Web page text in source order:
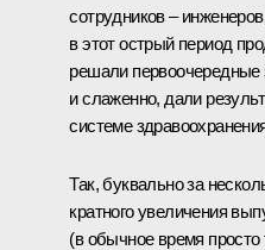
сотрудников –
в этот острый период
решали первоочередные
и слаженно, дали
системе
Так, буквально за
кратного увеличения
(в обычное время просто